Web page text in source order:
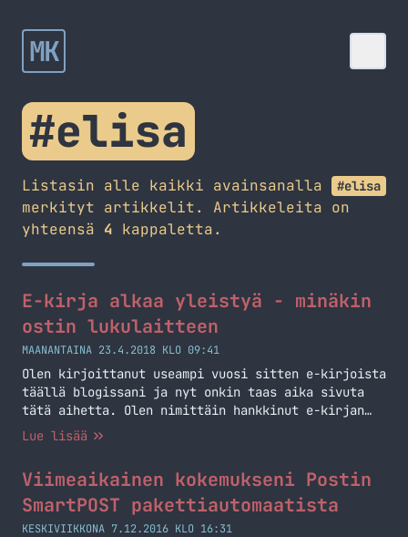
MK
#elisa
Listasin alle kaikki avainsanalla #elisa
merkityt artikkelit. Artikkeleita on
yhteensä 4 kappaletta.
E-kirja alkaa yleistyä - minäkin
ostin lukulaitteen
MAANANTAINA 23.4.2018 KLO 09:41
Olen kirjoittanut useampi vuosi sitten e-kirjoista
täällä blogissani ja nyt onkin taas aika sivuta
tätä aihetta. Olen nimittäin hankkinut e-kirjan
lukemiseen oman laitteen. Viime viikolla oli
Lue lisää
Viimeaikainen kokemukseni Postin
SmartPOST pakettiautomaatista
KESKIVIIKKONA 7.12.2016 KLO 16:31